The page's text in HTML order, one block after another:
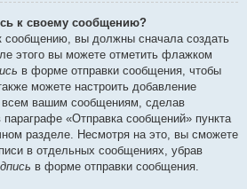
к своему сообщению?
сообщению, вы должны сначала создать
этого вы можете отметить флажком
в форме отправки сообщения, чтобы
можете настроить добавление
вашим сообщениям, сделав
«Отправка сообщений» пункта
разделе. Несмотря на это, вы сможете
в отдельных сообщениях, убрав
в форме отправки сообщения.